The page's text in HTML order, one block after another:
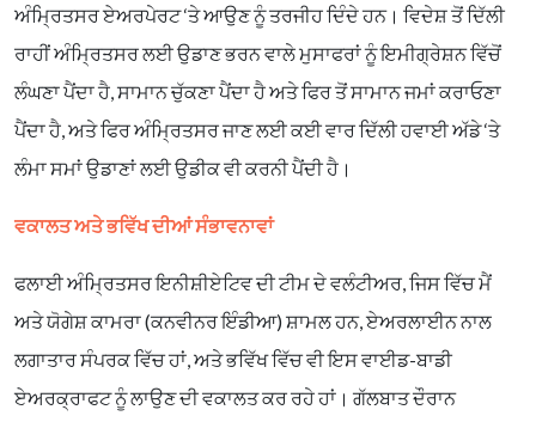
ਅੰਮ੍ਰਿਤਸਰ ਏਅਰਪੇਰਟ ‘ਤੇ ਆਉਣ ਨੂੰ ਤਰਜੀਹ ਦਿੰਦੇ ਹਨ। ਵਿਦੇਸ਼ ਤੋਂ ਦਿੱਲੀ
ਰਾਹੀਂ ਅੰਮ੍ਰਿਤਸਰ ਲਈ ਉਡਾਣ ਭਰਨ ਵਾਲੇ ਮੁਸਾਫਰਾਂ ਨੂੰ ਇਮੀਗ੍ਰੇਸ਼ਨ ਵਿੱਚੋਂ
ਲੰਘਣਾ ਪੈਂਦਾ ਹੈ, ਸਾਮਾਨ ਚੁੱਕਣਾ ਪੈਂਦਾ ਹੈ ਅਤੇ ਫਿਰ ਤੋਂ ਸਾਮਾਨ ਜਮਾਂ ਕਰਾਓਣਾ
ਪੈਂਦਾ ਹੈ, ਅਤੇ ਫਿਰ ਅੰਮ੍ਰਿਤਸਰ ਜਾਣ ਲਈ ਕਈ ਵਾਰ ਦਿੱਲੀ ਹਵਾਈ ਅੱਡੇ ‘ਤੇ
ਲੰਮਾ ਸਮਾਂ ਉਡਾਣਾਂ ਲਈ ਉਡੀਕ ਵੀ ਕਰਨੀ ਪੈਂਦੀ ਹੈ।
ਵਕਾਲਤ ਅਤੇ ਭਵਿੱਖ ਦੀਆਂ ਸੰਭਾਵਨਾਵਾਂ
ਫਲਾਈ ਅੰਮ੍ਰਿਤਸਰ ਇਨੀਸ਼ੀਏਟਿਵ ਦੀ ਟੀਮ ਦੇ ਵਲੰਟੀਅਰ, ਜਿਸ ਵਿੱਚ ਮੈਂ
ਅਤੇ ਯੋਗੇਸ਼ ਕਾਮਰਾ (ਕਨਵੀਨਰ ਇੰਡੀਆ) ਸ਼ਾਮਲ ਹਨ, ਏਅਰਲਾਈਨ ਨਾਲ
ਲਗਾਤਾਰ ਸੰਪਰਕ ਵਿੱਚ ਹਾਂ, ਅਤੇ ਭਵਿੱਖ ਵਿੱਚ ਵੀ ਇਸ ਵਾਈਡ-ਬਾਡੀ
ਏਅਰਕ੍ਰਾਫਟ ਨੂੰ ਲਾਉਣ ਦੀ ਵਕਾਲਤ ਕਰ ਰਹੇ ਹਾਂ। ਗੱਲਬਾਤ ਦੌਰਾਨ